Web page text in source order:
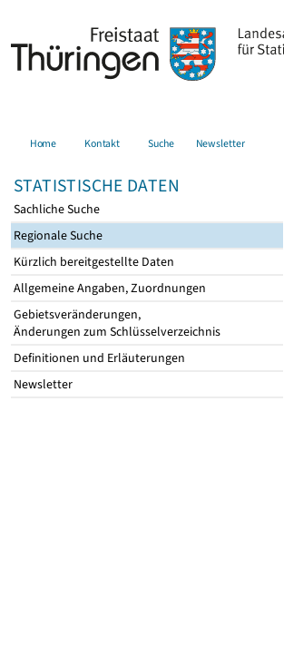
Home Kontakt Suche Newsletter
STATISTISCHE DATEN
Sachliche Suche
Regionale Suche
Kürzlich bereitgestellte Daten
Allgemeine Angaben, Zuordnungen
Gebietsveränderungen,
Änderungen zum Schlüsselverzeichnis
Definitionen und Erläuterungen
Newsletter